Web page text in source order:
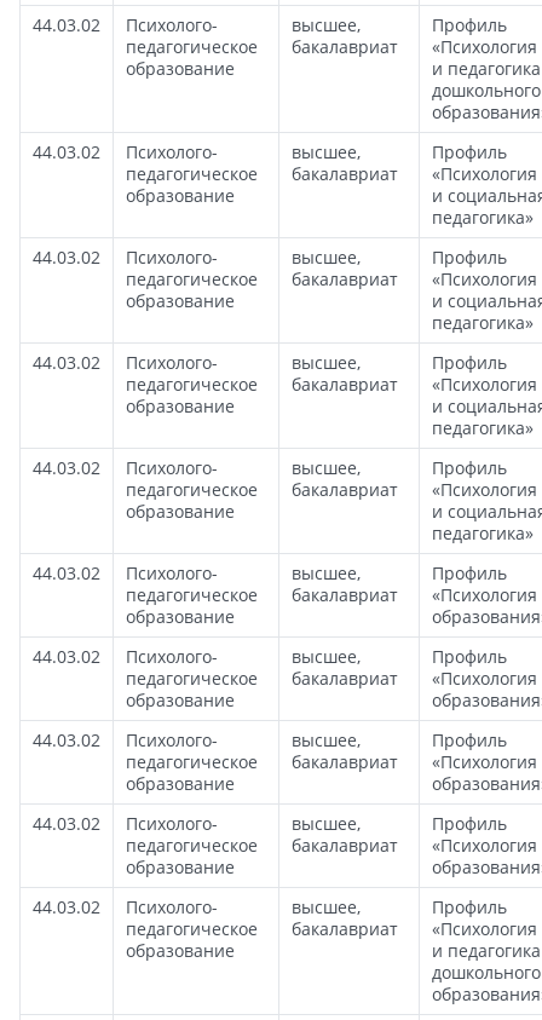
44.03.02
Психолого-
педагогическое
образование
высшее,
бакалавриат
Профиль
«Психология
и педагогика
дошкольного
44.03.02
Психолого-
педагогическое
образование
высшее,
бакалавриат
Профиль
«Психология
и
педагогика»
44.03.02
Психолого-
педагогическое
образование
высшее,
бакалавриат
Профиль
«Психология
и
педагогика»
44.03.02
Психолого-
педагогическое
образование
высшее,
бакалавриат
Профиль
«Психология
и
педагогика»
44.03.02
Психолого-
педагогическое
образование
высшее,
бакалавриат
Профиль
«Психология
и
педагогика»
44.03.02
Психолого-
педагогическое
образование
высшее,
бакалавриат
Профиль
«Психология
44.03.02
Психолого-
педагогическое
образование
высшее,
бакалавриат
Профиль
«Психология
44.03.02
Психолого-
педагогическое
образование
высшее,
бакалавриат
Профиль
«Психология
44.03.02
Психолого-
педагогическое
образование
высшее,
бакалавриат
Профиль
«Психология
44.03.02
Психолого-
педагогическое
образование
высшее,
бакалавриат
Профиль
«Психология
и педагогика
дошкольного